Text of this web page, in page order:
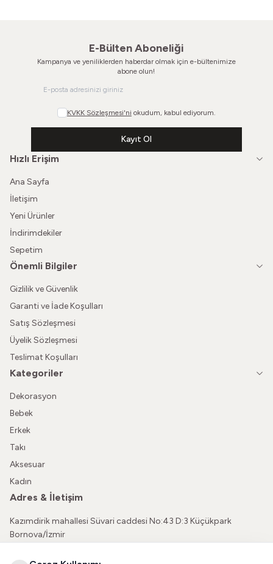
E-Bülten Aboneliği
Kampanya ve yeniliklerden haberdar olmak için e-bültenimize
abone olun!
KVKK Sözleşmesi'ni okudum, kabul ediyorum.
Kayıt Ol
Hızlı Erişim
Ana Sayfa
İletişim
Yeni Ürünler
İndirimdekiler
Sepetim
Önemli Bilgiler
Gizlilik ve Güvenlik
Garanti ve İade Koşulları
Satış Sözleşmesi
Üyelik Sözleşmesi
Teslimat Koşulları
Kategoriler
Dekorasyon
Bebek
Erkek
Takı
Aksesuar
Kadın
Adres & İletişim
Kazımdirik mahallesi Süvari caddesi No:43 D:3 Küçükpark
Bornova/İzmir